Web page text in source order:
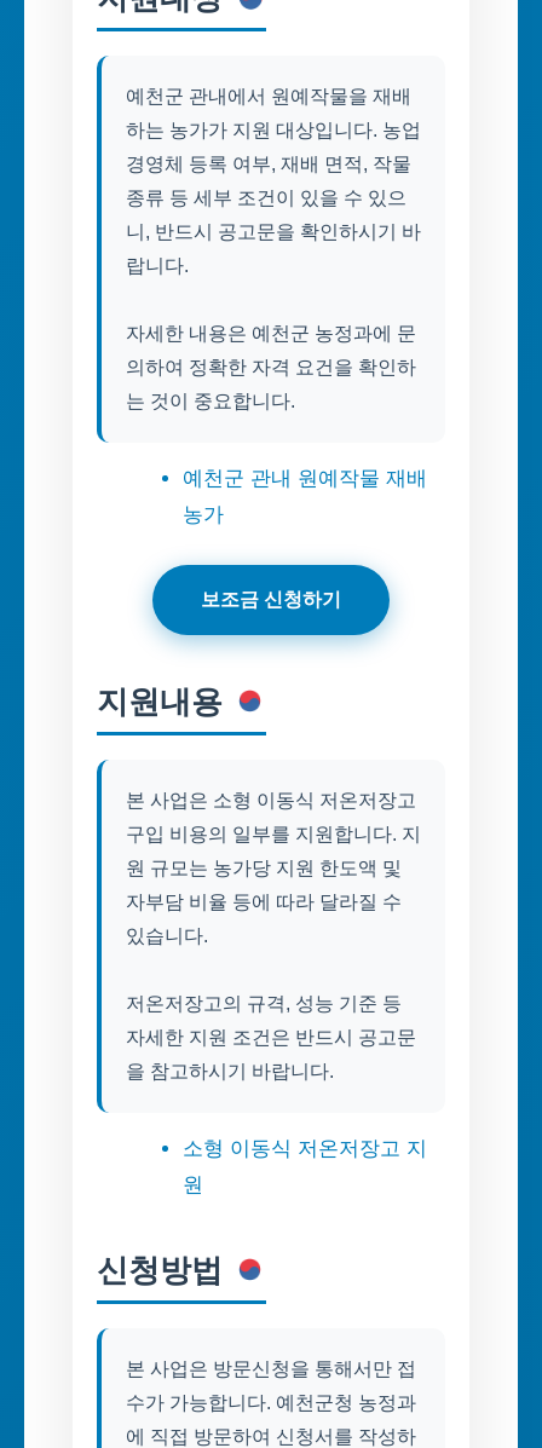
예천군 관내에서 원예작물을 재배
하는 농가가 지원 대상입니다. 농업
경영체 등록 여부, 재배 면적, 작물
종류 등 세부 조건이 있을 수 있으
니, 반드시 공고문을 확인하시기 바
랍니다.
자세한 내용은 예천군 농정과에 문
의하여 정확한 자격 요건을 확인하
는 것이 중요합니다.
예천군 관내 원예작물 재배
농가
보조금 신청하기
지원내용
본 사업은 소형 이동식 저온저장고
구입 비용의 일부를 지원합니다. 지
원 규모는 농가당 지원 한도액 및
자부담 비율 등에 따라 달라질 수
있습니다.
저온저장고의 규격, 성능 기준 등
자세한 지원 조건은 반드시 공고문
을 참고하시기 바랍니다.
소형 이동식 저온저장고 지
원
신청방법
본 사업은 방문신청을 통해서만 접
수가 가능합니다. 예천군청 농정과
에 직접 방문하여 신청서를 작성하